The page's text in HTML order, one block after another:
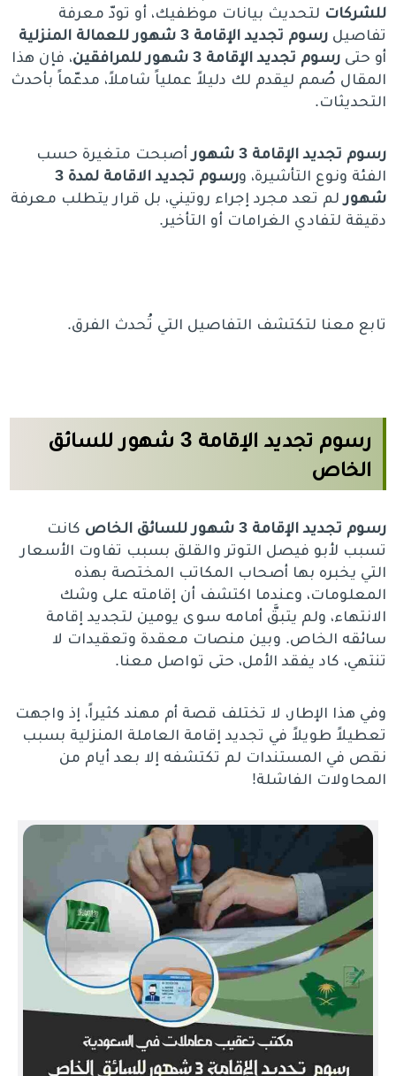
للشركات لتحديث بيانات موظفيك، أو تودّ معرفة
تفاصيلرسوم تجديد الإقامة 3 شهور للعمالة المنزلية
أو حتىرسوم تجديد الإقامة 3 شهور للمرافقين
، فإن هذا
المقال صُمم ليقدم لك دليلاً عملياً شاملاً، مدعّماً بأحدث
التحديثات.
رسوم تجديد الإقامة 3 شهور
أصبحت متغيرة حسب
الفئة ونوع التأشيرة، و
رسوم تجديد الاقامة لمدة 3
شهور لم تعد مجرد إجراء روتيني، بل قرار يتطلب معرفة
دقيقة لتفادي الغرامات أو التأخير.
تابع معنا لتكتشف التفاصيل التي تُحدث الفرق.
رسوم تجديد الإقامة 3 شهور للسائق
الخاص
رسوم تجديد الإقامة 3 شهور للسائق الخاص
كانت
تسبب لأبو فيصل التوتر والقلق بسبب تفاوت الأسعار
التي يخبره بها أصحاب المكاتب المختصة بهذه
المعلومات، وعندما اكتشف أن إقامته على وشك
الانتهاء، ولم يتبقَّ أمامه سوى يومين لتجديد إقامة
سائقه الخاص. وبين منصات معقدة وتعقيدات لا
تنتهي، كاد يفقد الأمل، حتى تواصل معنا.
وفي هذا الإطار، لا تختلف قصة أم مهند كثيراً، إذ واجهت
تعطيلاً طويلاً في تجديد إقامة العاملة المنزلية بسبب
نقص في المستندات لم تكتشفه إلا بعد أيام من
المحاولات الفاشلة!